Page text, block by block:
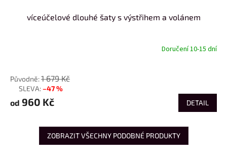
víceúčelové dlouhé šaty s výstřihem a volánem
Doručení 10-15 dní
1 679 Kč
–47 %
od 960 Kč DETAIL
ZOBRAZIT VŠECHNY PODOBNÉ PRODUKTY